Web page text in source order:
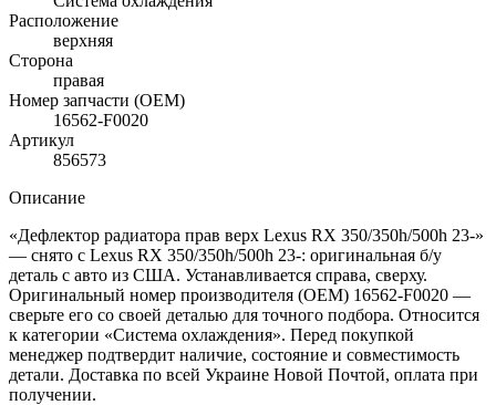
Расположение
верхняя
Сторона
правая
Номер запчасти (OEM)
16562-F0020
Артикул
856573
Описание
«Дефлектор радиатора прав верх Lexus RX 350/350h/500h 23-»
— снято с Lexus RX 350/350h/500h 23-: оригинальная б/у
деталь с авто из США. Устанавливается справа, сверху.
Оригинальный номер производителя (OEM) 16562-F0020 —
сверьте его со своей деталью для точного подбора. Относится
к категории «Система охлаждения». Перед покупкой
менеджер подтвердит наличие, состояние и совместимость
детали. Доставка по всей Украине Новой Почтой, оплата при
получении.